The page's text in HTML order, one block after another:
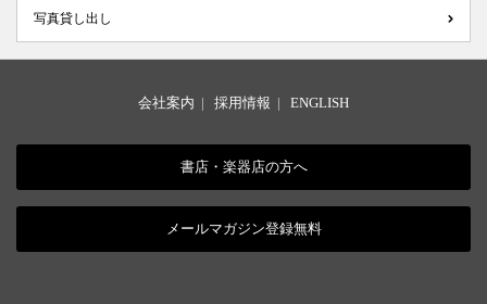
写真貸し出し
会社案内 | 採用情報 | ENGLISH
書店・楽器店の方へ
メールマガジン登録無料